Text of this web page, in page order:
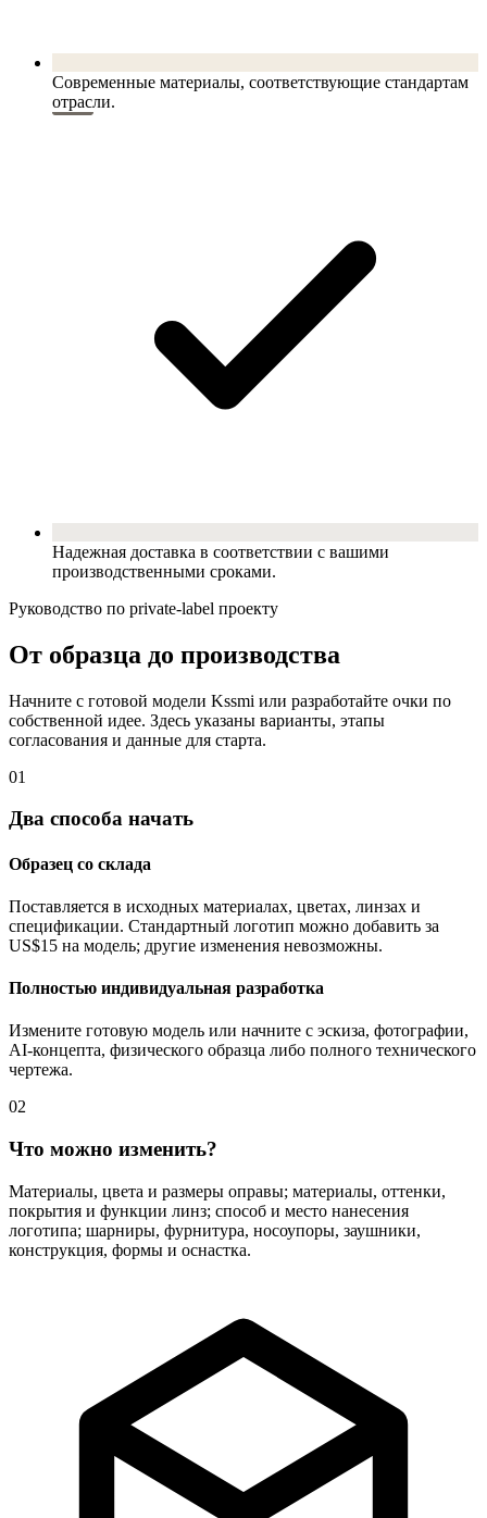
Современные материалы, соответствующие стандартам
отрасли.
Надежная доставка в соответствии с вашими
производственными сроками.
Руководство по private-label проекту
От образца до производства
Начните с готовой модели Kssmi или разработайте очки по
собственной идее. Здесь указаны варианты, этапы
согласования и данные для старта.
01
Два способа начать
Образец со склада
Поставляется в исходных материалах, цветах, линзах и
спецификации. Стандартный логотип можно добавить за
US$15 на модель; другие изменения невозможны.
Полностью индивидуальная разработка
Измените готовую модель или начните с эскиза, фотографии,
AI-концепта, физического образца либо полного технического
чертежа.
02
Что можно изменить?
Материалы, цвета и размеры оправы; материалы, оттенки,
покрытия и функции линз; способ и место нанесения
логотипа; шарниры, фурнитура, носоупоры, заушники,
конструкция, формы и оснастка.